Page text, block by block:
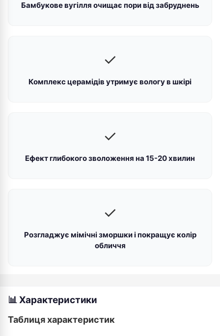
Бамбукове вугілля очищає пори від забруднень
✓
Комплекс церамідів утримує вологу в шкірі
✓
Ефект глибокого зволоження на 15-20 хвилин
✓
Розгладжує мімічні зморшки і покращує колір
обличчя
📊 Характеристики
Таблиця характеристик